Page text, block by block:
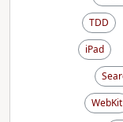
TDD
iPad
WebKit